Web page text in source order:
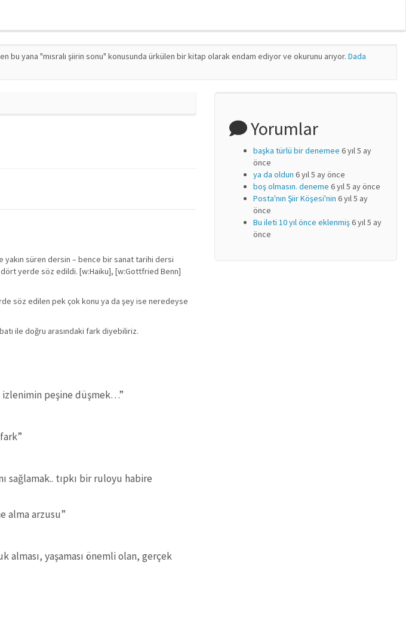
bu yana "mısralı şiirin sonu" konusunda ürkülen bir kitap olarak endam ediyor ve okurunu arıyor. Dada
yakın süren dersin – bence bir sanat tarihi dersi
yerde söz edildi. [w:Haiku], [w:Gottfried Benn]
söz edilen pek çok konu ya da şey ise neredeyse
ile doğru arasındaki fark diyebiliriz.
izlenimin peşine düşmek…”
sağlamak.. tıpkı bir ruloyu habire
alma arzusu”
alması, yaşaması önemli olan, gerçek
Yorumlar
başka türlü bir denemee 6 yıl 5 ay
önce
ya da oldun 6 yıl 5 ay önce
boş olmasın. deneme 6 yıl 5 ay önce
Posta'nın Şiir Köşesi'nin 6 yıl 5 ay
önce
Bu ileti 10 yıl önce eklenmiş6 yıl 5 ay
önce